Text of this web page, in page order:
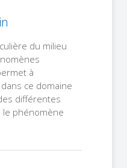
du milieu
à
ce domaine
différentes
le phénomène